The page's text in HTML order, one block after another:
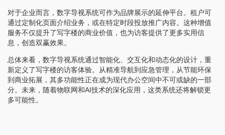
对于企业而言，数字导视系统可作为品牌展示的延伸平台。租户可
通过定制化页面介绍业务，或在特定时段投放推广内容。这种增值
服务不仅提升了写字楼的商业价值，也为访客提供了更多实用信
息，创造双赢效果。
总体来看，数字导视系统通过智能化、交互化和动态化的设计，重
新定义了写字楼的访客体验。从精准导航到应急管理，从节能环保
到商业拓展，其多功能性正在成为现代办公空间中不可或缺的一部
分。未来，随着物联网和AI技术的深化应用，这类系统还将解锁更
多可能性。